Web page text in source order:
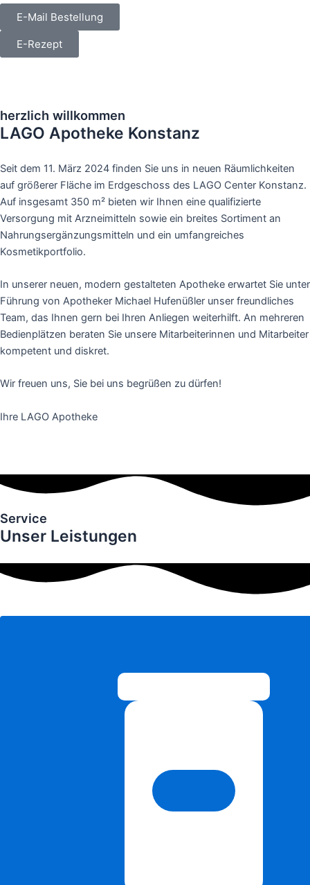
E-Mail Bestellung
E-Rezept
herzlich willkommen
LAGO Apotheke Konstanz
Seit dem 11. März 2024 finden Sie uns in neuen Räumlichkeiten
auf größerer Fläche im Erdgeschoss des LAGO Center Konstanz.
Auf insgesamt 350 m² bieten wir Ihnen eine qualifizierte
Versorgung mit Arzneimitteln sowie ein breites Sortiment an
Nahrungsergänzungsmitteln und ein umfangreiches
Kosmetikportfolio.
In unserer neuen, modern gestalteten Apotheke erwartet Sie unter
Führung von Apotheker Michael Hufenüßler unser freundliches
Team, das Ihnen gern bei Ihren Anliegen weiterhilft. An mehreren
Bedienplätzen beraten Sie unsere Mitarbeiterinnen und Mitarbeiter
kompetent und diskret.
Wir freuen uns, Sie bei uns begrüßen zu dürfen!
Ihre LAGO Apotheke
Service
Unser Leistungen